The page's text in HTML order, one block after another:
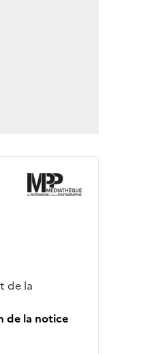
de la
de la notice